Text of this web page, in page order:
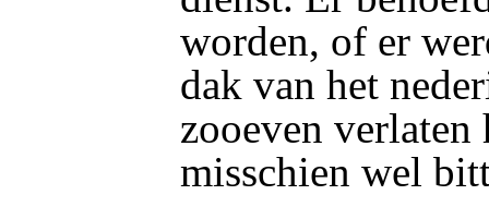
worden, of er
dak van het
zooeven verlaten
misschien wel